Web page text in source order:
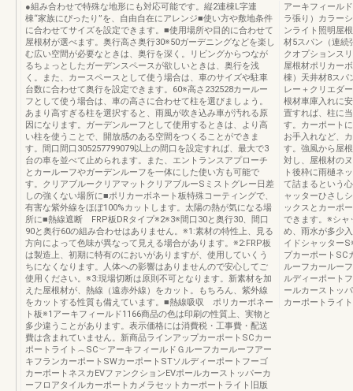
●組み合わせで特殊な地形にも対応可能です。縦2連棟L字連
棟“家族にぴったり”を、自由自在にアレンジ■使い方や敷地条件
に合わせてサイズを設定できます。■使用場所や目的に合わせて
屋根材が選べます。奥行高さ奥行30※50ガーデニングなどを楽し
む広い空間が必要なときは、奥行を深く。リビングからつなが
るちょっとしたガーデンスペースが欲しいときは、奥行を浅
く。また、カースペースとして使う場合は、車のサイズや駐車
台数に合わせて奥行を設定できます。60※高さ232528カールー
フとして使う場合は、車の高さに合わせて柱を選びましょう。
あまり高すぎる柱を選択すると、雨風が吹き込み車が汚れる原
因になります。ガーデンルーフとして使用するときは、より高
い柱を使うことで、開放感のある空間をつくることができま
す。間口間口305257799079以上の間口を設定すれば、最大で3
台の車を並べて止められます。また、エントランスアプローチ
とカールーフやガーデンルーフを一体にした使い方も可能で
す。クリアブルークリアマットクリアブルーSミストグレー日差
しの強くない場所に■ポリカーボネート板特殊コーティングで、
有害な紫外線をほぼ100%カットします。太陽の熱が気になる場
所に■熱線遮断 FRP板DRタイプ※2※3※間口30と奥行30、間口
90と奥行60の組み合わせはありません。※1:素材の特性上、見る
方向によって色味が異なって見える場合があります。※2:FRP板
は製造上、初期に特有のにおいがありますが、使用していくう
ちになくなります。人体への影響はありませんので安心してご
使用ください。※3:現場切断は原則不可となります。新素材を加
えた屋根材が、熱線（遠赤外線）をカット。もちろん、紫外線
をカットする性質も備えています。■熱線吸収 ポリカーボネー
ト板※1アーキフィールド1166商品の色は印刷の性質上、実物と
多少違うことがあります。表示価格には消費税・工事費・配送
費は含まれていません。新商品ラインアップカーポートSCカー
ポートライト︵SC︶アーキフィールドＧルーフカールーフアー
キフランカーポートSWカーポートSTソルディーポートフーゴ
カーポートネスカEVファンクションEVポールカーストッパーカ
ーフロアタイルカーポートカメラセットカーポートライト旧版
アーキフィール
ラ張り）カラー
ンライト照明屋
材5スパン（連続
クオプションス
屋根材ポリカー
棟）天井材8スパ
レー＋クリエダ
根材車庫入れに
置すれば、柱に
す。カーポート
お手入れなど、
す。強風から屋
対し、屋根材の
ト後枠に雨樋ネ
て詰まるという
ャッターひさし
ックスとカーポ
できます。※シャ
め、雨水が多少
イドシャッター
プカーポートSC
ルーフカールー
ルディーポート
ールカーストッ
カーポートライ